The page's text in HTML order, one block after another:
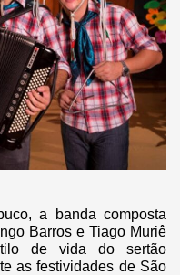
a banda composta
Barros e Tiago Muriê
de vida do sertão
as festividades de São